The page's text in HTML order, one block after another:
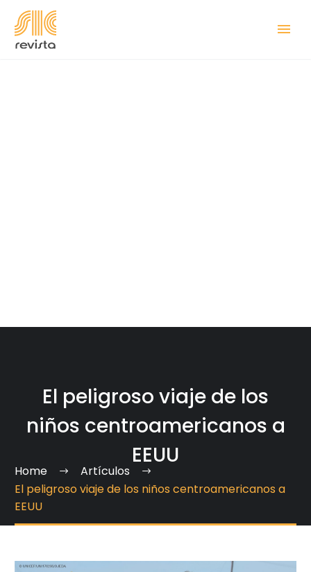
El peligroso viaje de los
niños centroamericanos a
EEUU
Home
Artículos
El peligroso viaje de los niños centroamericanos a
EEUU